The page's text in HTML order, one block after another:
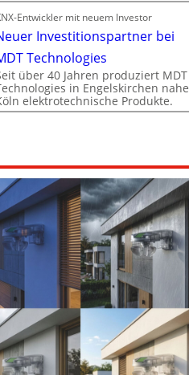
Entwickler mit neuem Investor
Investitionspartner bei
Technologies
über 40 Jahren produziert MDT
in Engelskirchen nahe
elektrotechnische Produkte.